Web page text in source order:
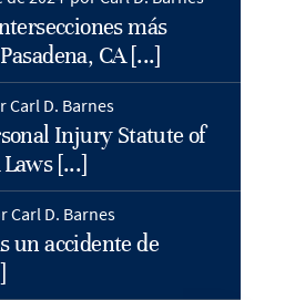
más
CA [...]
Carl D. Barnes
Injury Statute of
[...]
Carl D. Barnes
un accidente de